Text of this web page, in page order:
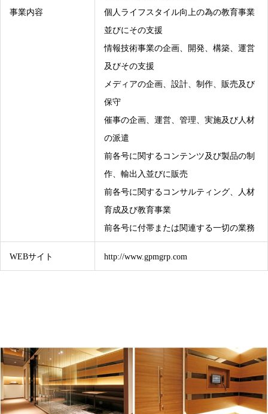
事業内容
個人ライフスタイル向上の為の教育事業
並びにその支援
情報技術事業の企画、開発、構築、運営
及びその支援
メディアの企画、設計、制作、販売及び
保守
催事の企画、運営、管理、実施及び人材
の派遣
前各号に関するコンテンツ及び製品の制
作、輸出入並びに販売
前各号に関するコンサルティング、人材
育成及び教育事業
前各号に付帯または関連する一切の業務
WEBサイト http://www.gpmgrp.com